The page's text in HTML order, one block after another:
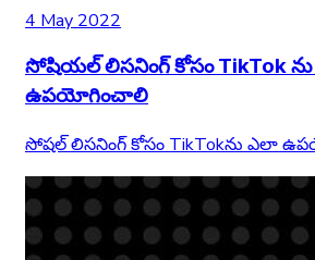
4 May 2022
సోషియల్ లిసనింగ్ కోసం TikTok
ఉపయోగించాలి
సోషల్ లిసనింగ్ కోసం TikTok‌ను ఎలా